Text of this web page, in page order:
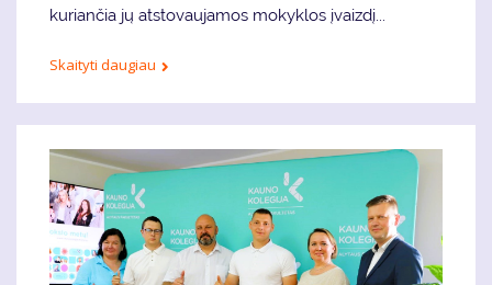
kuriančia jų atstovaujamos mokyklos įvaizdį...
Skaityti daugiau